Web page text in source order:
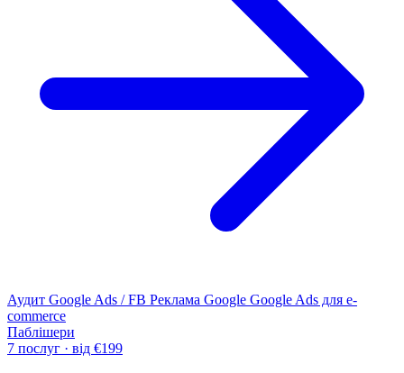
Аудит Google Ads / FB Реклама Google Google Ads для e-
commerce
Паблішери
7 послуг · від €199